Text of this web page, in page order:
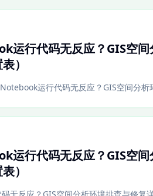
行代码无反应？GIS空间
）
运行代码无反应？GIS空间分析
行代码无反应？GIS空间
）